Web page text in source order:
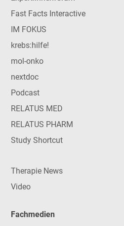
Fast Facts Interactive
IM FOKUS
krebs:hilfe!
mol-onko
nextdoc
Podcast
RELATUS MED
RELATUS PHARM
Study Shortcut
Therapie News
Video
Fachmedien